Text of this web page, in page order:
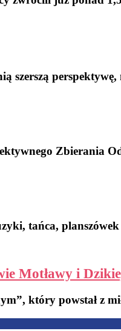
szerszą
Zbierania
tańca,
Motławy i
który powstał z